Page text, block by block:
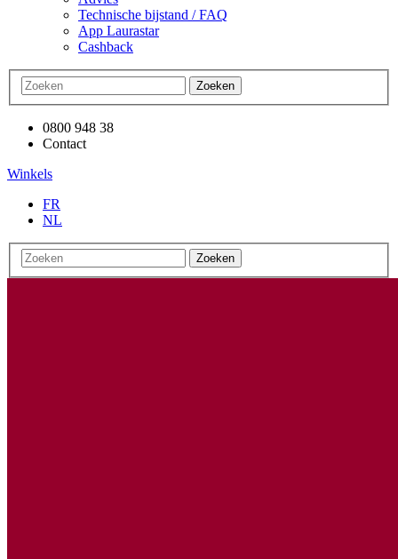
Technische bijstand / FAQ
App Laurastar
Cashback
Zoeken
0800 948 38
Contact
Winkels
FR
NL
Zoeken